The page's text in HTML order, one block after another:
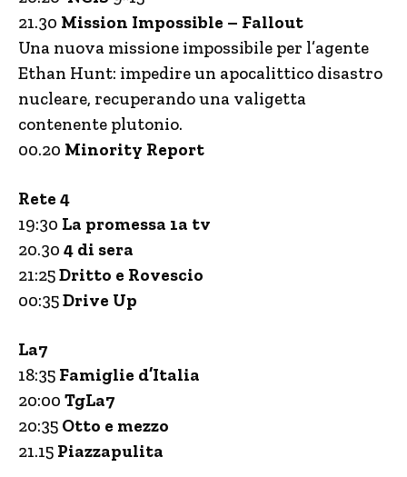
21.30 Mission Impossible – Fallout
Una nuova missione impossibile per l’agente
Ethan Hunt: impedire un apocalittico disastro
nucleare, recuperando una valigetta
contenente plutonio.
00.20 Minority Report
Rete 4
19:30 La promessa 1a tv
20.30 4 di sera
21:25Dritto e Rovescio
00:35Drive Up
La7
18:35 Famiglie d’Italia
20:00 TgLa7
20:35 Otto e mezzo
21.15 Piazzapulita